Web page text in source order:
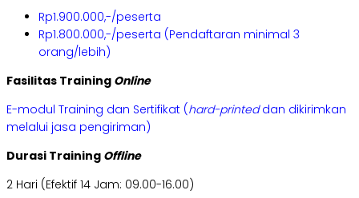
Rp1.900.000,-/peserta
Rp1.800.000,-/peserta (Pendaftaran minimal 3
orang/lebih)
Fasilitas Training Online
E-modul Training dan Sertifikat (hard-printeddan dikirimkan
melalui jasa pengiriman)
Durasi Training Offline
2 Hari (Efektif 14 Jam: 09.00-16.00)